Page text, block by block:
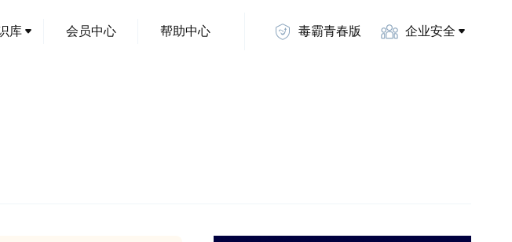
库 会员中心 帮助中心 毒霸青春版 企业安全